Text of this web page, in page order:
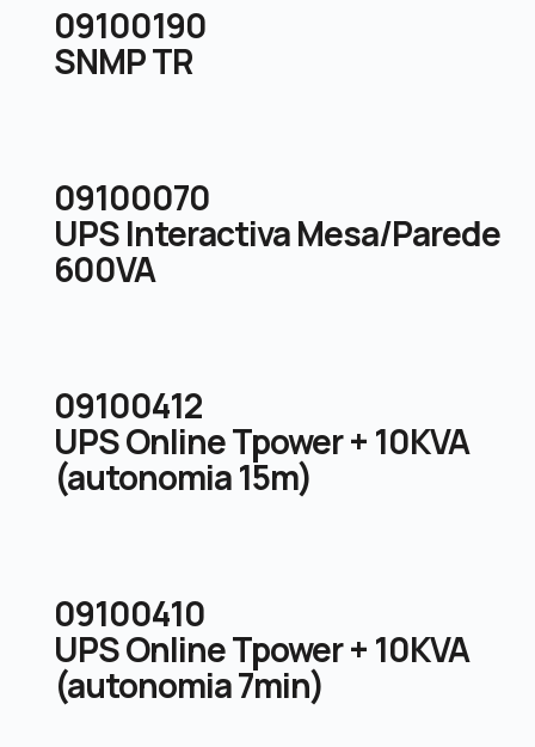
09100190
SNMP TR
09100070
UPS Interactiva Mesa/Parede
600VA
09100412
UPS Online Tpower + 10KVA
(autonomia 15m)
09100410
UPS Online Tpower + 10KVA
(autonomia 7min)